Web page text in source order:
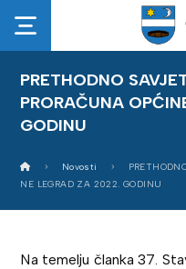
PRETHODNO
PRORAČUNA
GODINU
Novosti
NE LEGRAD ZA 2022. GODINU
Na temelju članka 37.